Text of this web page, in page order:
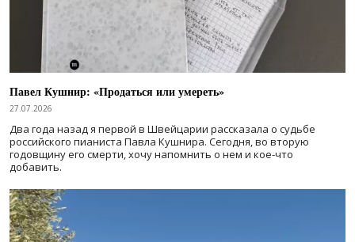
Павел Кушнир: «Продаться или умереть»
27.07.2026
Два года назад я первой в Швейцарии рассказала о судьбе
российского пианиста Павла Кушнира. Сегодня, во вторую
годовщину его смерти, хочу напомнить о нем и кое-что
добавить.